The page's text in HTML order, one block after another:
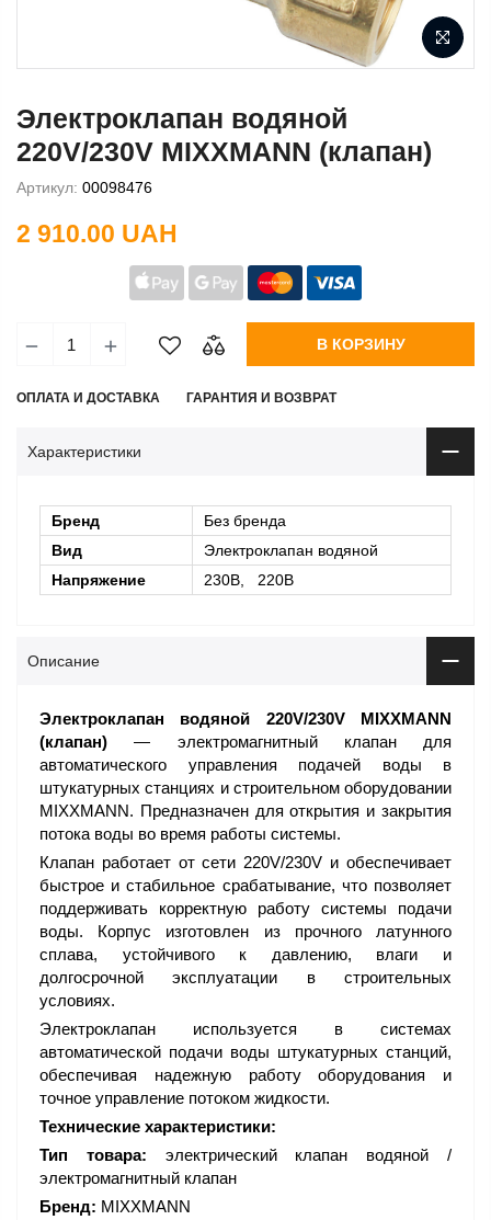
Электроклапан водяной
220V/230V MIXXMANN (клапан)
Артикул: 00098476
2 910.00 UAH
В КОРЗИНУ
ОПЛАТА И ДОСТАВКА ГАРАНТИЯ И ВОЗВРАТ
Характеристики
Бренд
Без бренда
Вид
Электроклапан водяной
Напряжение
230В, 220В
Описание
Электроклапан водяной 220V/230V MIXXMANN
(клапан) — электромагнитный клапан для
автоматического управления подачей воды в
штукатурных станциях и строительном оборудовании
MIXXMANN. Предназначен для открытия и закрытия
потока воды во время работы системы.
Клапан работает от сети 220V/230V и обеспечивает
быстрое и стабильное срабатывание, что позволяет
поддерживать корректную работу системы подачи
воды. Корпус изготовлен из прочного латунного
сплава, устойчивого к давлению, влаги и
долгосрочной эксплуатации в строительных
условиях.
Электроклапан используется в системах
автоматической подачи воды штукатурных станций,
обеспечивая надежную работу оборудования и
точное управление потоком жидкости.
Технические характеристики:
Тип товара: электрический клапан водяной /
электромагнитный клапан
Бренд: MIXXMANN